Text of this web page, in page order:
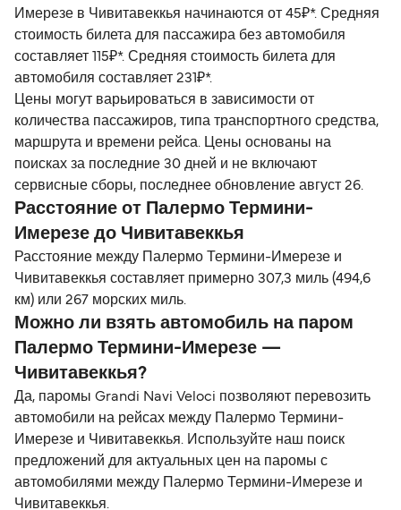
Имерезе в Чивитавеккья начинаются от 45₽*. Средняя
стоимость билета для пассажира без автомобиля
составляет 115₽*. Средняя стоимость билета для
автомобиля составляет 231₽*.
Цены могут варьироваться в зависимости от
количества пассажиров, типа транспортного средства,
маршрута и времени рейса. Цены основаны на
поисках за последние 30 дней и не включают
сервисные сборы, последнее обновление август 26.
Расстояние от Палермо Термини-
Имерезе до Чивитавеккья
Расстояние между Палермо Термини-Имерезе и
Чивитавеккья составляет примерно 307,3 миль (494,6
км) или 267 морских миль.
Можно ли взять автомобиль на паром
Палермо Термини-Имерезе —
Чивитавеккья?
Да, паромы Grandi Navi Veloci позволяют перевозить
автомобили на рейсах между Палермо Термини-
Имерезе и Чивитавеккья. Используйте наш поиск
предложений для актуальных цен на паромы с
автомобилями между Палермо Термини-Имерезе и
Чивитавеккья.